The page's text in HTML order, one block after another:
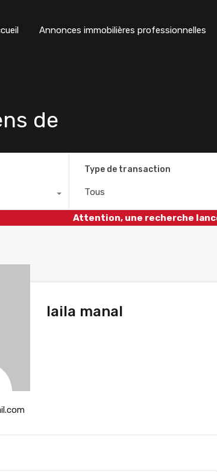
Annonces immobilières professionnelles
de
Type de transaction
Tous
Attention, une recherche
laila manal